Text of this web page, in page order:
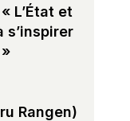
L’État et
s’inspirer
Rangen)